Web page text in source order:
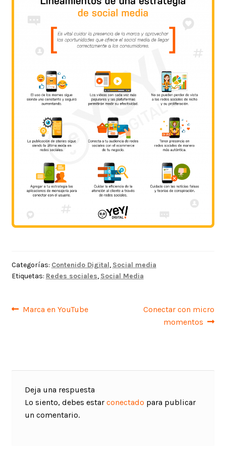
Categorías: Contenido Digital, Social media
Etiquetas: Redes sociales, Social Media
Navegación
Anterior:
Marca en YouTube Siguiente:
Conectar con micro
momentos
Deja una respuesta
Lo siento, debes estar conectado para publicar
un comentario.